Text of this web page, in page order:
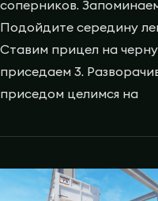
соперников.
Подойдите середину
Ставим прицел на
приседаем 3.
приседом целимся на